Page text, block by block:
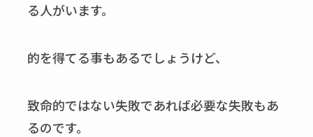
る人がいます。
的を得てる事もあるでしょうけど、
致命的ではない失敗であれば必要な失敗もあ
るのです。